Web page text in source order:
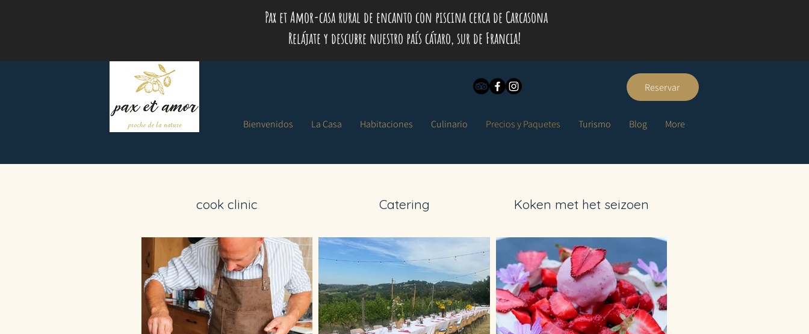
Pax et Amor-casa rural de encanto con piscina cerca de Carcasona
Relájate y descubre nuestro país cátaro, sur de Francia!
Reservar
Bienvenidos La Casa Habitaciones Culinario Precios y Paquetes Turismo Blog More
cook clinic Catering Koken met het seizoen